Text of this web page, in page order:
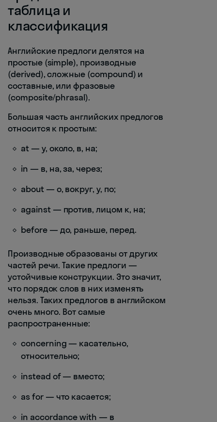
таблица и
классификация
Английские предлоги делятся на
простые (simple), производные
(derived), сложные (compound) и
составные, или фразовые
(composite/phrasal).
Большая часть английских предлогов
относится к простым:
at — у, около, в, на;
in — в, на, за, через;
about — о, вокруг, у, по;
against — против, лицом к, на;
before — до, раньше, перед.
Производные образованы от других
частей речи. Такие предлоги —
устойчивые конструкции. Это значит,
что порядок слов в них изменять
нельзя. Таких предлогов в английском
очень много. Вот самые
распространенные:
concerning — касательно,
относительно;
instead of — вместо;
as for — что касается;
in accordance with — в